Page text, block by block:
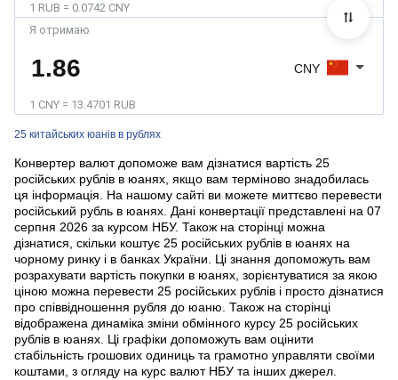
25 китайських юанів в рублях
1 RUB = 0.0742 CNY
Я отримаю
1 CNY = 13.4701 RUB
CNY
Конвертер валют допоможе вам дізнатися вартість 25
російських рублів в юанях, якщо вам терміново знадобилась
ця інформація. На нашому сайті ви можете миттєво перевести
російський рубль в юанях. Дані конвертації представлені на 07
серпня 2026 за курсом НБУ. Також на сторінці можна
дізнатися, скільки коштує 25 російських рублів в юанях на
чорному ринку і в банках України. Ці знання допоможуть вам
розрахувати вартість покупки в юанях, зорієнтуватися за якою
ціною можна перевести 25 російських рублів і просто дізнатися
про співвідношення рубля до юаню. Також на сторінці
відображена динаміка зміни обмінного курсу 25 російських
рублів в юанях. Ці графіки допоможуть вам оцінити
стабільність грошових одиниць та грамотно управляти своїми
коштами, з огляду на курс валют НБУ та інших джерел.